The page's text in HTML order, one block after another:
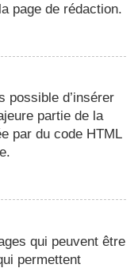
page de rédaction.
possible d’insérer
partie de la
par du code HTML
qui peuvent être
permettent